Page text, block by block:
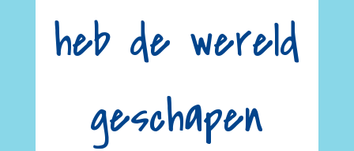
heb de wereld
geschapen